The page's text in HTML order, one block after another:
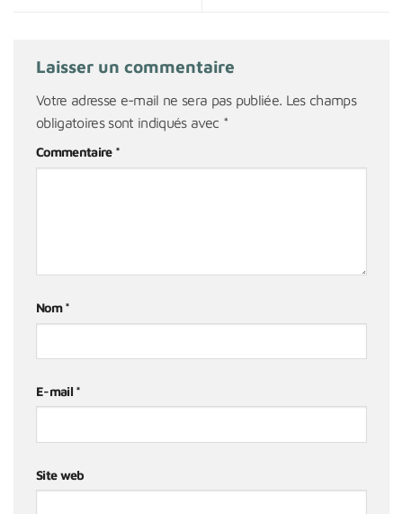
Laisser un commentaire
Votre adresse e-mail ne sera pas publiée. Les champs
obligatoires sont indiqués avec *
Commentaire *
Nom*
E-mail *
Site web